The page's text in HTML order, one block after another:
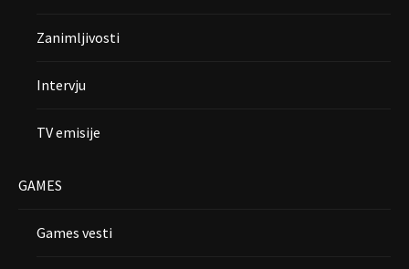
Zanimljivosti
Intervju
TV emisije
GAMES
Games vesti